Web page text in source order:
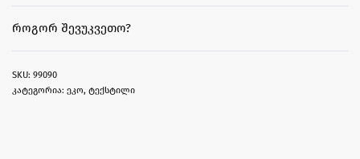
ᲠᲝᲒᲝᲠ ᲨᲔᲕᲣᲙᲕᲔᲗᲝ?
99090
კატეგორია: ეკო, ტექსტილი